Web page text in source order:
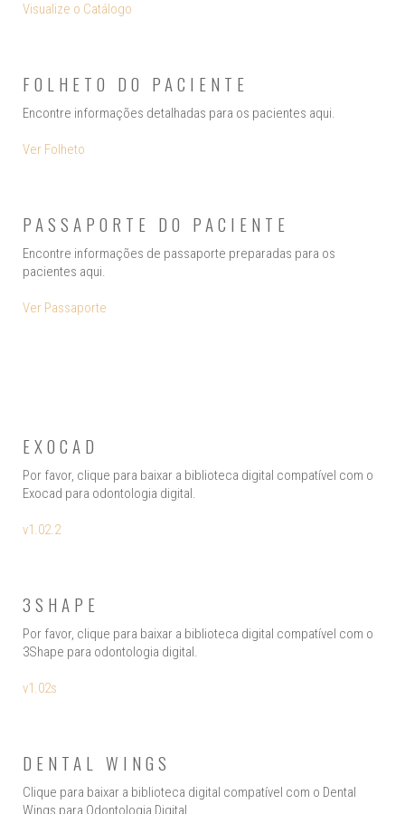
Visualize o Catálogo
FOLHETO DO PACIENTE
Encontre informações detalhadas para os pacientes aqui.
Ver Folheto
PASSAPORTE DO PACIENTE
Encontre informações de passaporte preparadas para os
pacientes aqui.
Ver Passaporte
EXOCAD
Por favor, clique para baixar a biblioteca digital compatível com o
Exocad para odontologia digital.
v1.02.2
3SHAPE
Por favor, clique para baixar a biblioteca digital compatível com o
3Shape para odontologia digital.
v1.02s
DENTAL WINGS
Clique para baixar a biblioteca digital compatível com o Dental